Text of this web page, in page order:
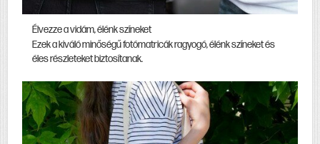
Élvezze a vidám, élénk színeket
Ezek a kiváló minőségű fotómatricák ragyogó, élénk színeket és
éles részleteket biztosítanak.